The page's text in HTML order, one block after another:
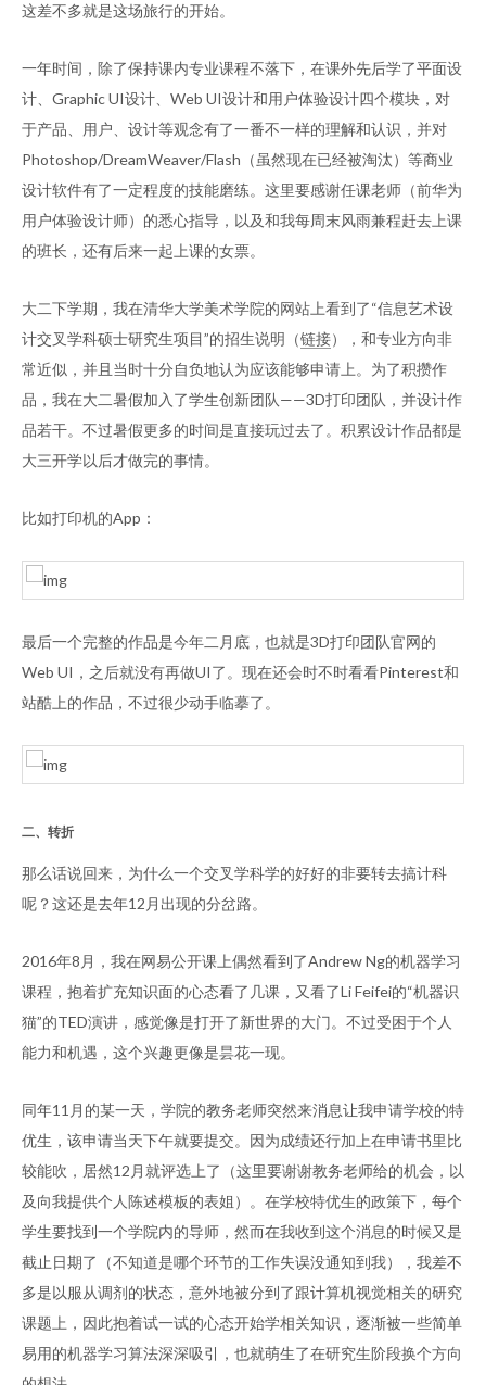
这差不多就是这场旅行的开始。
一年时间，除了保持课内专业课程不落下，在课外先后学了平面设
计、Graphic UI设计、Web UI设计和用户体验设计四个模块，对
于产品、用户、设计等观念有了一番不一样的理解和认识，并对
Photoshop/DreamWeaver/Flash（虽然现在已经被淘汰）等商业
设计软件有了一定程度的技能磨练。这里要感谢任课老师（前华为
用户体验设计师）的悉心指导，以及和我每周末风雨兼程赶去上课
的班长，还有后来一起上课的女票。
大二下学期，我在清华大学美术学院的网站上看到了“信息艺术设
计交叉学科硕士研究生项目”的招生说明（链接），和专业方向非
常近似，并且当时十分自负地认为应该能够申请上。为了积攒作
品，我在大二暑假加入了学生创新团队——3D打印团队，并设计作
品若干。不过暑假更多的时间是直接玩过去了。积累设计作品都是
大三开学以后才做完的事情。
比如打印机的App：
最后一个完整的作品是今年二月底，也就是3D打印团队官网的
Web UI，之后就没有再做UI了。现在还会时不时看看Pinterest和
站酷上的作品，不过很少动手临摹了。
二、转折
那么话说回来，为什么一个交叉学科学的好好的非要转去搞计科
呢？这还是去年12月出现的分岔路。
2016年8月，我在网易公开课上偶然看到了Andrew Ng的机器学习
课程，抱着扩充知识面的心态看了几课，又看了Li Feifei的“机器识
猫”的TED演讲，感觉像是打开了新世界的大门。不过受困于个人
能力和机遇，这个兴趣更像是昙花一现。
同年11月的某一天，学院的教务老师突然来消息让我申请学校的特
优生，该申请当天下午就要提交。因为成绩还行加上在申请书里比
较能吹，居然12月就评选上了（这里要谢谢教务老师给的机会，以
及向我提供个人陈述模板的表姐）。在学校特优生的政策下，每个
学生要找到一个学院内的导师，然而在我收到这个消息的时候又是
截止日期了（不知道是哪个环节的工作失误没通知到我），我差不
多是以服从调剂的状态，意外地被分到了跟计算机视觉相关的研究
课题上，因此抱着试一试的心态开始学相关知识，逐渐被一些简单
易用的机器学习算法深深吸引，也就萌生了在研究生阶段换个方向